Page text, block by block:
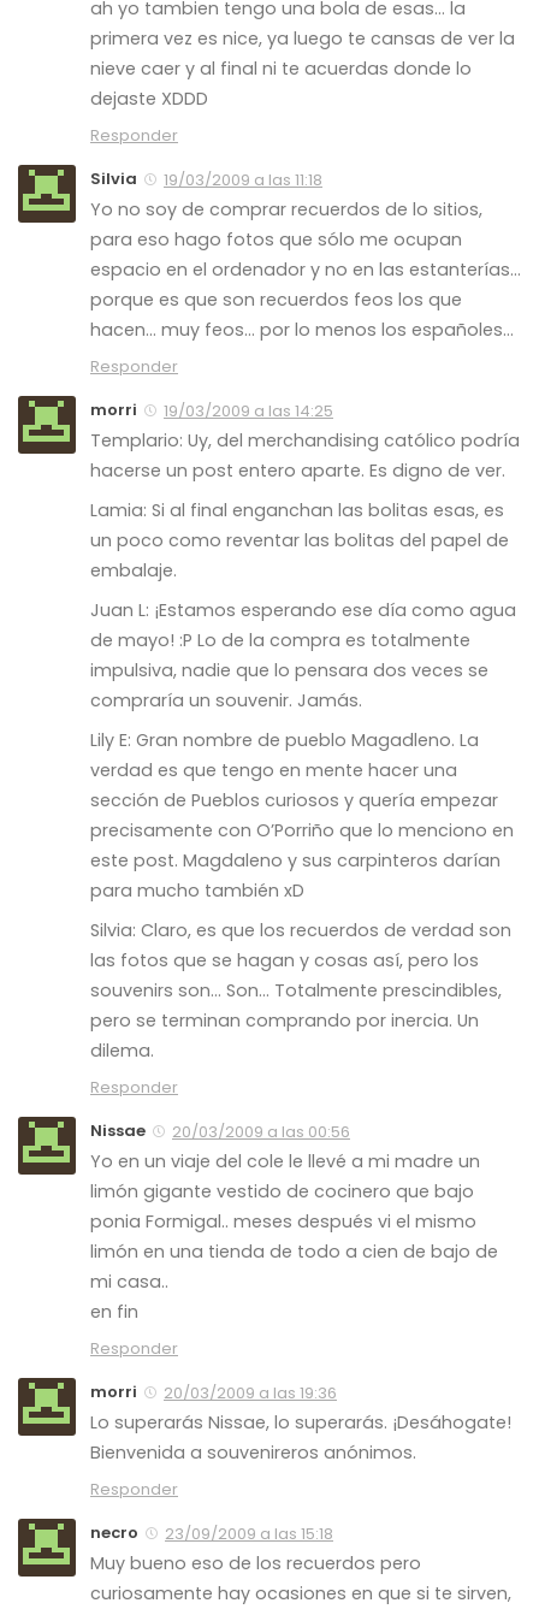
ah yo tambien tengo una bola de esas… la
primera vez es nice, ya luego te cansas de ver la
nieve caer y al final ni te acuerdas donde lo
dejaste XDDD
Responder
Silvia
19/03/2009 a las 11:18
Yo no soy de comprar recuerdos de lo sitios,
para eso hago fotos que sólo me ocupan
espacio en el ordenador y no en las estanterías…
porque es que son recuerdos feos los que
hacen… muy feos… por lo menos los españoles…
Responder
morri
19/03/2009 a las 14:25
Templario: Uy, del merchandising católico podría
hacerse un post entero aparte. Es digno de ver.
Lamia: Si al final enganchan las bolitas esas, es
un poco como reventar las bolitas del papel de
embalaje.
Juan L: ¡Estamos esperando ese día como agua
de mayo! :P Lo de la compra es totalmente
impulsiva, nadie que lo pensara dos veces se
compraría un souvenir. Jamás.
Lily E: Gran nombre de pueblo Magadleno. La
verdad es que tengo en mente hacer una
sección de Pueblos curiosos y quería empezar
precisamente con O’Porriño que lo menciono en
este post. Magdaleno y sus carpinteros darían
para mucho también xD
Silvia: Claro, es que los recuerdos de verdad son
las fotos que se hagan y cosas así, pero los
souvenirs son… Son… Totalmente prescindibles,
pero se terminan comprando por inercia. Un
dilema.
Responder
Nissae
20/03/2009 a las 00:56
Yo en un viaje del cole le llevé a mi madre un
limón gigante vestido de cocinero que bajo
ponia Formigal.. meses después vi el mismo
limón en una tienda de todo a cien de bajo de
mi casa..
en fin
Responder
morri
20/03/2009 a las 19:36
Lo superarás Nissae, lo superarás. ¡Desáhogate!
Bienvenida a souvenireros anónimos.
Responder
necro
23/09/2009 a las 15:18
Muy bueno eso de los recuerdos pero
curiosamente hay ocasiones en que si te sirven,